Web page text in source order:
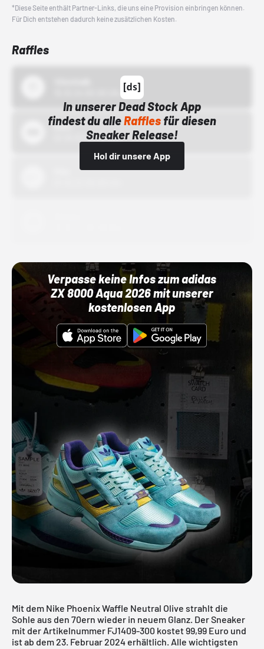
*Diese Seite enthält Partner-Links, die uns eine Provision einbringen können.
Für Dich entstehen dadurch keine zusätzlichen Kosten.
Raffles
In unserer Dead Stock App
findest du alleRafflesfür diesen
Sneaker Release!
Hol dir unsere App
Bstn
01.10.22 00:00 Uhr
Verpasse keine Infos zum adidas
ZX 8000 Aqua 2026 mit unserer
kostenlosen App
Mit dem Nike Phoenix Waffle Neutral Olive strahlt die
Sohle aus den 70ern wieder in neuem Glanz. Der Sneaker
mit der Artikelnummer FJ1409-300 kostet 99,99 Euro und
ist ab dem 23. Februar 2024 erhältlich. Alle wichtigsten